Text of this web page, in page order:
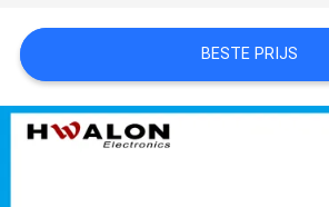
SITEMAP
PRIVACYBELEID
BESTE PRIJS